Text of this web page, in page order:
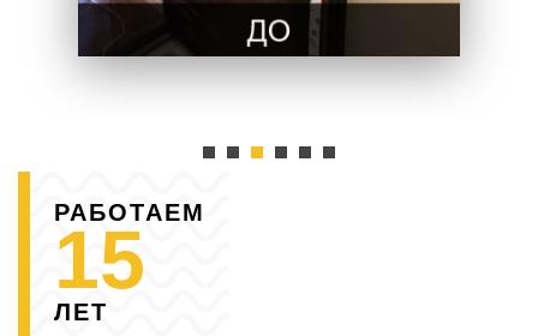
РАБОТАЕМ
15
ЛЕТ